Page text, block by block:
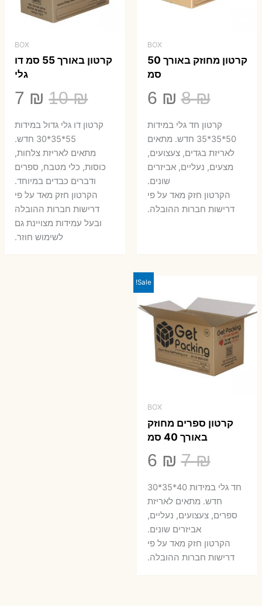
BOX
קרטון מחוזק באורך 50
סמ
8₪
המחיר
המקורי
היה:
8 ₪.
6 ₪
הנוכחיקרטון חד גלי במידות
50*35*35 חדש. מתאים
לאריזת בגדים, צעצועים,
מצעים, נעליים, אביזרים
שונים.
הקרטון חזק מאד על פי
דרישות חברות ההובלה.
BOX
קרטון באורך 55 סמ דו
גלי
10₪
היה:
10 ₪.
7 ₪
7 ₪.
קרטון דו גלי גדול במידות
55*35*30 חדש.
מתאים לאריזת צלחות,
כוסות, כלי מטבח, ספרים
ודברים כבדים במיוחד.
הקרטון חזק מאד על פי
דרישות חברות ההובלה
ובעל עמידות מצויינת גם
לשימוש חוזר.
Sale!
BOX
קרטון ספרים מחוזק
באורך 40 סמ
7₪
המחיר
המקורי
היה:
7 ₪.
6 ₪
הוא:
חד גלי במידות 40*35*30
חדש. מתאים לאריזת
ספרים, צעצועים, נעליים,
אביזרים שונים.
הקרטון חזק מאד על פי
דרישות חברות ההובלה.